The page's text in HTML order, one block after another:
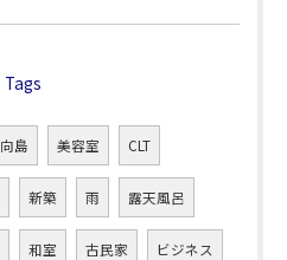
Tags
向島 美容室 CLT
新築 雨 露天風呂
和室 古民家 ビジネス